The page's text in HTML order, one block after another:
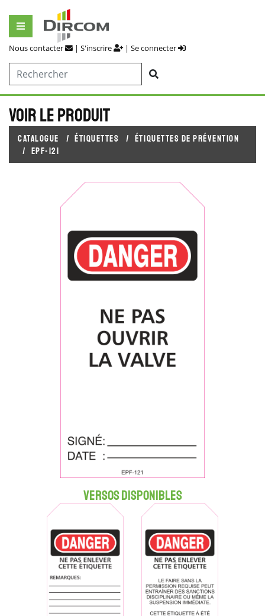
Nous contacter | S'inscrire | Se connecter
Voir le produit
Catalogue Étiquettes
Étiquettes de prévention
EPF-121
Versos disponibles